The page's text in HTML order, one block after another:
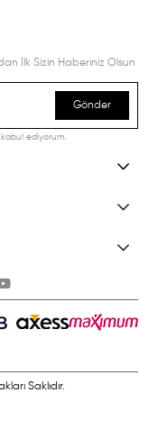
İlk Sizin Haberiniz Olsun
Gönder
kabul ediyorum.
Saklıdır.